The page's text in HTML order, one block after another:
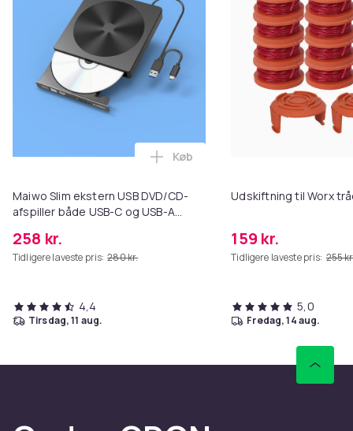
Maiwo Slim ekstern USB DVD/CD-
afspiller både USB-C og USB-A
258 kr.
Tidligere laveste pris: 280 kr.
Læg Maiwo Slim ekstern USB
Køb
4,4
tirsdag, 11 aug.
Udskiftning til Worx
159 kr.
Tidligere laveste pris: 255
5,0
fredag, 14 aug.